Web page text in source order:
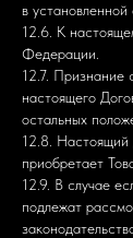
в установленной
12.6. К
Федерации.
12.7. Признание
настоящего
остальных
12.8. Настоящий
приобретает
12.9. В случае
подлежат